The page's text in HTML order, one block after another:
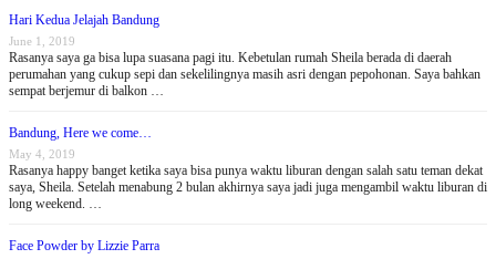
Hari Kedua Jelajah Bandung
June 1, 2019
Rasanya saya ga bisa lupa suasana pagi itu. Kebetulan rumah Sheila berada di daerah
perumahan yang cukup sepi dan sekelilingnya masih asri dengan pepohonan. Saya bahkan
sempat berjemur di balkon …
Bandung, Here we come…
May 4, 2019
Rasanya happy banget ketika saya bisa punya waktu liburan dengan salah satu teman dekat
saya, Sheila. Setelah menabung 2 bulan akhirnya saya jadi juga mengambil waktu liburan di
long weekend. …
Face Powder by Lizzie Parra